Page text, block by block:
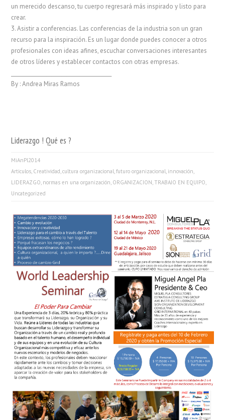
un merecido descanso, tu cuerpo regresará más inspirado y listo para
crear.
3. Asistir a conferencias. Las conferencias de la industria son un gran
recurso para la inspiración. Es un lugar donde puedes conocer a otros
profesionales con ideas afines, escuchar conversaciones interesantes
de otros líderes y establecer contactos con otras empresas.
By : Andrea Miras Ramos
Liderazgo ! Qué es ?
MiAnPl2014
Articulos, Creatividad,cultura organizacional,futuro organizacional, innovación,
LIDERAZGO, normas en una organización, ORGANIZACION, TRABAJO EN EQUIPO,
Uncategorized